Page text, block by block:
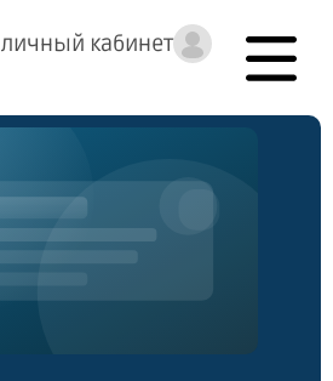
личный кабинет